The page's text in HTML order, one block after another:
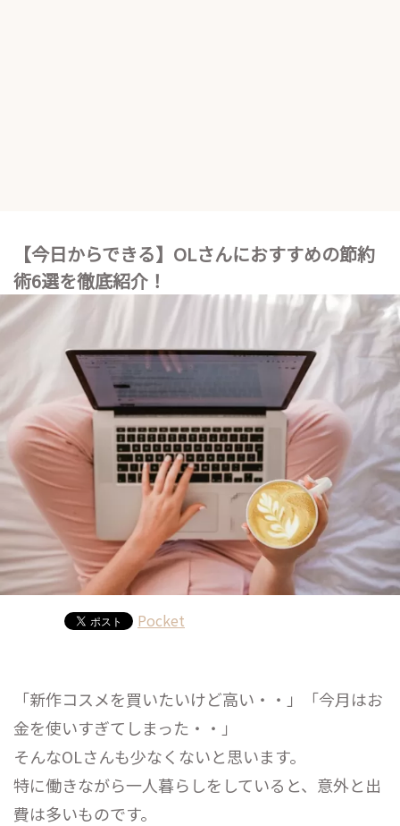
【今日からできる】OLさんにおすすめの節約
術6選を徹底紹介！
Pocket
「新作コスメを買いたいけど高い・・」「今月はお
金を使いすぎてしまった・・」
そんなOLさんも少なくないと思います。
特に働きながら一人暮らしをしていると、意外と出
費は多いものです。